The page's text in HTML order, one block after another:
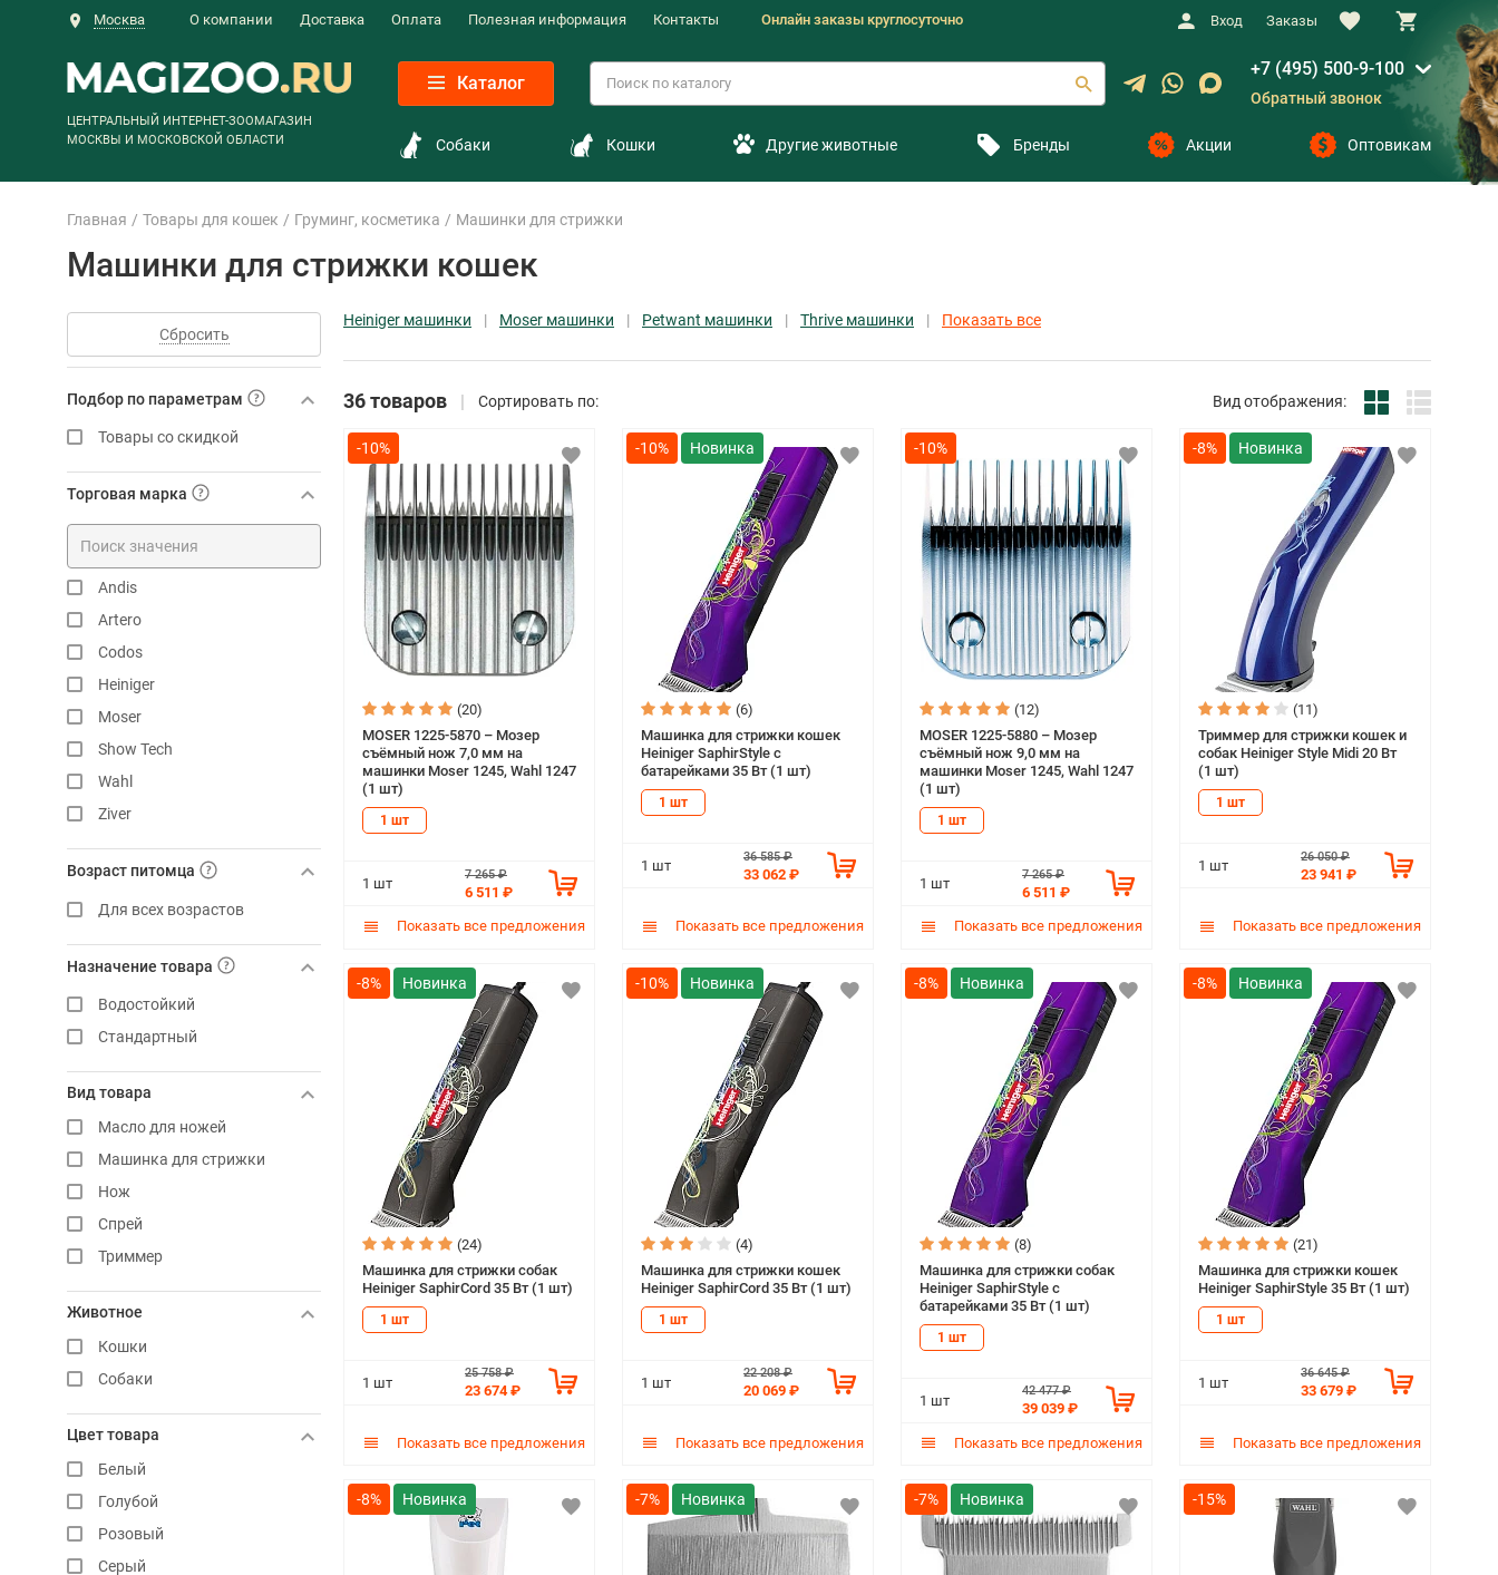
Москва О компании Доставка Оплата Полезная информация Контакты Онлайн заказы круглосуточно Вход Заказы
ЦЕНТРАЛЬНЫЙ ИНТЕРНЕТ-ЗООМАГАЗИН
МОСКВЫ И МОСКОВСКОЙ ОБЛАСТИ
Каталог
+7 (495) 500-9-100
Обратный звонок
Собаки Кошки Другие животные Бренды Акции Оптовикам
Главная Товары для кошек Груминг, косметика Машинки для стрижки
Машинки для стрижки кошек
Сбросить
Подбор по параметрам
Товары со скидкой
Торговая марка
Andis
Artero
Codos
Heiniger
Moser
Show Tech
Wahl
Ziver
Возраст питомца
Для всех возрастов
Назначение товара
Водостойкий
Стандартный
Вид товара
Масло для ножей
Машинка для стрижки
Нож
Спрей
Триммер
Животное
Кошки
Собаки
Цвет товара
Белый
Голубой
Розовый
Серый
Heiniger машинки Moser машинки Petwant машинки Thrive машинки Показать все
36 товаров Сортировать по: Вид отображения:
-10%
(20)
MOSER 1225-5870 – Мозер
съёмный нож 7,0 мм на
машинки Moser 1245, Wahl 1247
(1 шт)
1 шт
1 шт
7 265 ₽
6 511 ₽
Показать все предложения
-10%
(6)
Машинка для стрижки кошек
Heiniger SaphirStyle с
батарейками 35 Вт (1 шт)
1 шт
1 шт
36 585 ₽
33 062 ₽
Показать все предложения
-10%
(12)
MOSER 1225-5880 – Мозер
съёмный нож 9,0 мм на
машинки Moser 1245, Wahl 1247
(1 шт)
1 шт
1 шт
7 265 ₽
6 511 ₽
Показать все предложения
-8%
(11)
Триммер для стрижки кошек и
собак Heiniger Style Midi 20 Вт
(1 шт)
1 шт
1 шт
26 050 ₽
23 941 ₽
Показать все предложения
-8%
(24)
Машинка для стрижки собак
Heiniger SaphirCord 35 Вт (1 шт)
1 шт
1 шт
25 758 ₽
23 674 ₽
Показать все предложения
-10%
(4)
Машинка для стрижки кошек
Heiniger SaphirCord 35 Вт (1 шт)
1 шт
1 шт
22 208 ₽
20 069 ₽
Показать все предложения
-8%
(8)
Машинка для стрижки собак
Heiniger SaphirStyle с
батарейками 35 Вт (1 шт)
1 шт
1 шт
42 477 ₽
39 039 ₽
Показать все предложения
-8%
(21)
Машинка для стрижки кошек
Heiniger SaphirStyle 35 Вт (1 шт)
1 шт
1 шт
36 645 ₽
33 679 ₽
Показать все предложения
-8% -7% -7% -15%